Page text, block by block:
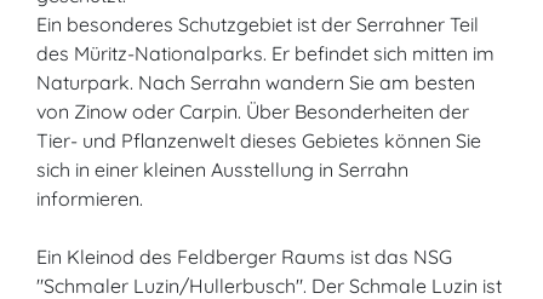
Ein besonderes Schutzgebiet ist der Serrahner Teil
des Müritz-Nationalparks. Er befindet sich mitten im
Naturpark. Nach Serrahn wandern Sie am besten
von Zinow oder Carpin. Über Besonderheiten der
Tier- und Pflanzenwelt dieses Gebietes können Sie
sich in einer kleinen Ausstellung in Serrahn
informieren.
Ein Kleinod des Feldberger Raums ist das NSG
"Schmaler Luzin/Hullerbusch". Der Schmale Luzin ist